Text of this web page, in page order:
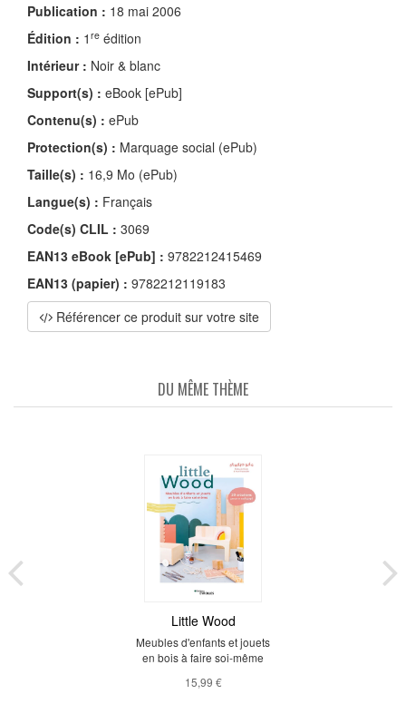
Publication : 18 mai 2006
Édition : 1 re édition
Intérieur : Noir & blanc
Support(s) : eBook [ePub]
Contenu(s) : ePub
Protection(s) : Marquage social (ePub)
Taille(s) : 16,9 Mo (ePub)
Langue(s) : Français
Code(s) CLIL : 3069
EAN13 eBook [ePub] : 9782212415469
EAN13 (papier) : 9782212119183
Référencer ce produit sur votre site
DU MÊME THÈME
Little Wood
Meubles d'enfants et jouets
en bois à faire soi-même
15,99 €